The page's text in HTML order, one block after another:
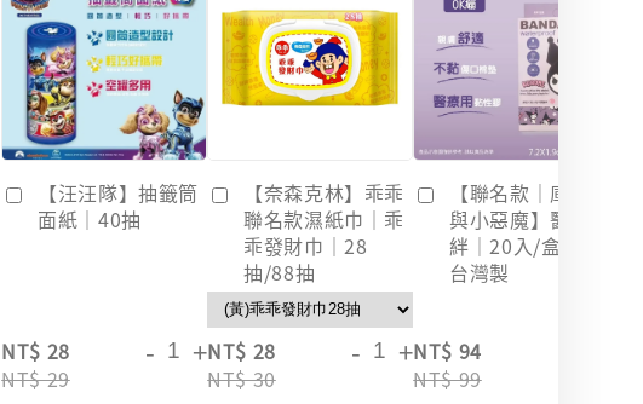
【汪汪隊】抽籤筒
面紙｜40抽
NT$ 28
NT$ 29
- +
【奈森克林】乖乖
聯名款濕紙巾｜乖
乖發財巾｜28
抽/88抽
NT$ 28
NT$ 30
- +
【聯名款｜庫洛米
與小惡魔】醫療OK
絆｜20入/盒裝｜
台灣製
NT$ 94
NT$ 99